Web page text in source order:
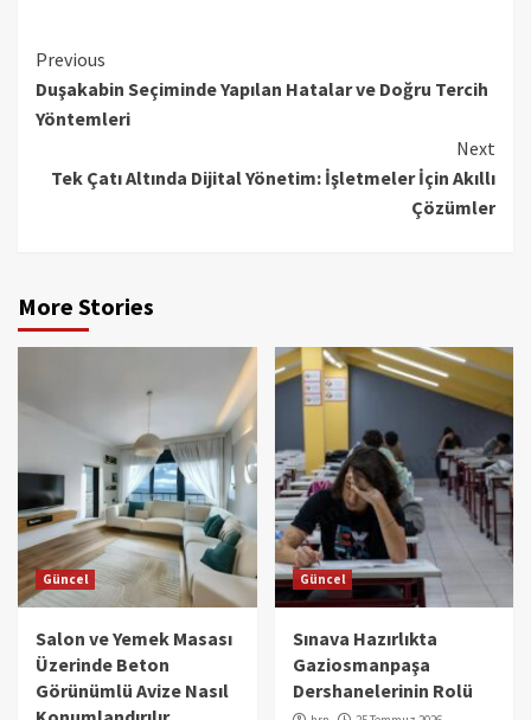
Continue
Reading
Previous
Duşakabin Seçiminde Yapılan Hatalar ve Doğru Tercih
Yöntemleri
Next
Tek Çatı Altında Dijital Yönetim: İşletmeler İçin Akıllı
Çözümler
More Stories
Güncel
Salon ve Yemek Masası
Üzerinde Beton
Görünümlü Avize Nasıl
Güncel
Sınava Hazırlıkta
Gaziosmanpaşa
Dershanelerinin Rolü